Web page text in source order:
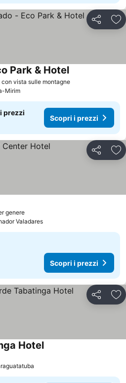
Condividi
vista sulle montagne
Park & Hotel
Mirim
prezzi
Scopri i prezzi
Condividi
genere
Valadares
Scopri i prezzi
Condividi
Hotel